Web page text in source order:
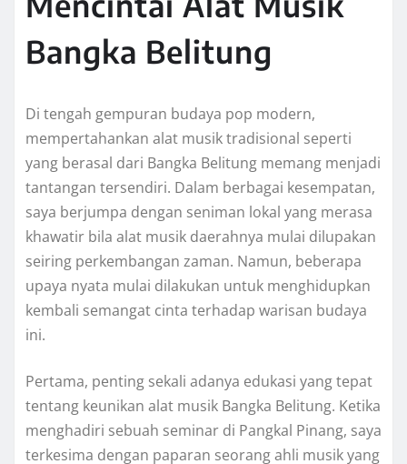
Bangka Belitung
Di tengah gempuran budaya pop modern,
mempertahankan alat musik tradisional seperti
yang berasal dari Bangka Belitung memang menjadi
tantangan tersendiri. Dalam berbagai kesempatan,
saya berjumpa dengan seniman lokal yang merasa
khawatir bila alat musik daerahnya mulai dilupakan
seiring perkembangan zaman. Namun, beberapa
upaya nyata mulai dilakukan untuk menghidupkan
kembali semangat cinta terhadap warisan budaya
ini.
Pertama, penting sekali adanya edukasi yang tepat
tentang keunikan alat musik Bangka Belitung. Ketika
menghadiri sebuah seminar di Pangkal Pinang, saya
terkesima dengan paparan seorang ahli musik yang